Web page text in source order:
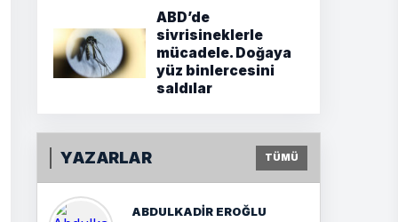
ABD’de
sivrisineklerle
mücadele. Doğaya
yüz binlercesini
saldılar
YAZARLAR TÜMÜ
ABDULKADIR EROĞLU